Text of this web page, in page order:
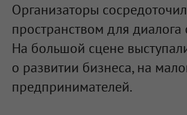
Организаторы
пространством для
На большой сцене
о развитии бизнеса, на
предпринимателей.